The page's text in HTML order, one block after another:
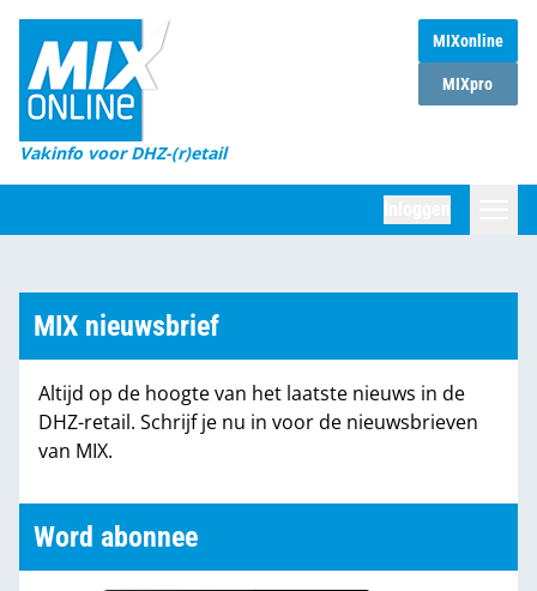
MIXonline
MIXpro
Vakinfo voor DHZ-(r)etail
Home
Magazines
DHZ Sessie
Marktcijfers
Partners
MIX nieuwsbrief
Altijd op de hoogte van het laatste nieuws in de
DHZ-retail. Schrijf je nu in voor de nieuwsbrieven
van MIX.
Word abonnee